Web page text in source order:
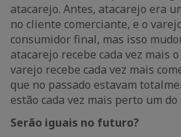
atacarejo. Antes, atacarejo era
no cliente comerciante, e o
consumidor final, mas isso
atacarejo recebe cada vez mais
varejo recebe cada vez mais
que no passado estavam
estão cada vez mais perto um do
Serão iguais no futuro?